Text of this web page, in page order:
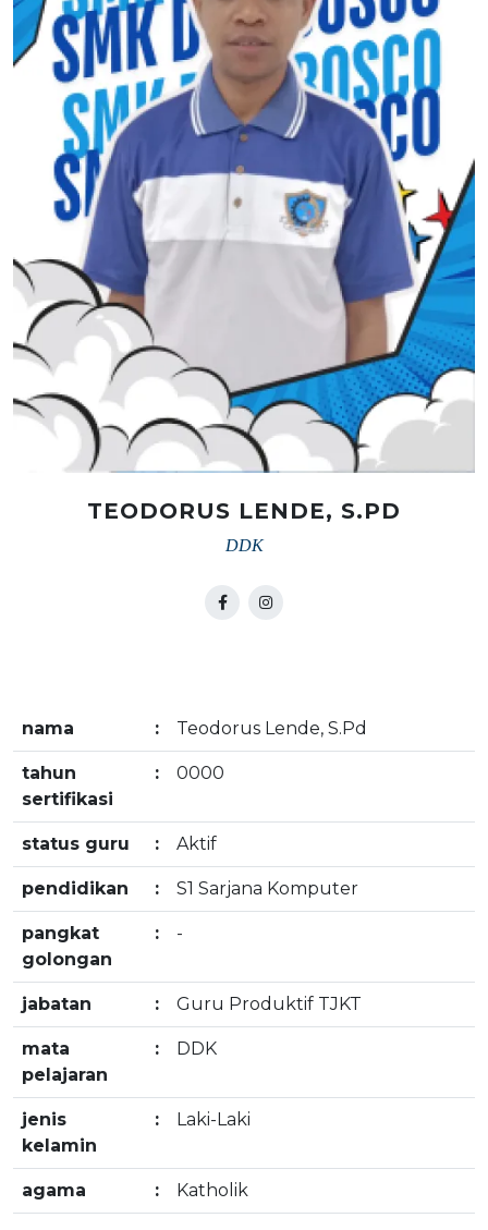
TEODORUS LENDE, S.PD
DDK
nama : Teodorus Lende, S.Pd
tahun
sertifikasi
: 0000
status guru : Aktif
pendidikan : S1 Sarjana Komputer
pangkat
golongan
: -
jabatan : Guru Produktif TJKT
mata
pelajaran
: DDK
jenis
kelamin
: Laki-Laki
agama : Katholik